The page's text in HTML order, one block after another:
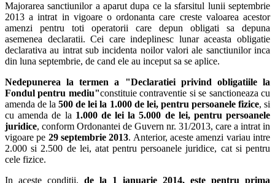
Majorarea sanctiunilor a aparut dupa ce la sfarsitul lunii septembrie
2013 a intrat in vigoare o ordonanta care creste valoarea acestor
amenzi pentru toti operatorii care depun obligati sa depuna
asemenea declaratii. Cei care indeplinesc lunar aceasta obligatie
declarativa au intrat sub incidenta noilor valori ale sanctiunilor inca
din luna septembrie, de cand ele au inceput sa se aplice.
Nedepunerea la termen a "Declaratiei privind obligatiile la
Fondul pentru mediu"constituie contraventie si se sanctioneaza cu
amenda de la500 de lei la 1.000 de lei, pentru persoanele fizice, si
cu amenda de la 1.000 de lei la 5.000 de lei, pentru persoanele
juridice, conform Ordonantei de Guvern nr. 31/2013, care a intrat in
vigoare pe 29 septembrie 2013. Anterior, aceste amenzi variau intre
2.000 si 2.500 de lei, atat pentru persoanele juridice, cat si pentru
cele fizice.
In aceste conditii, de la 1 ianuarie 2014, este pentru prima